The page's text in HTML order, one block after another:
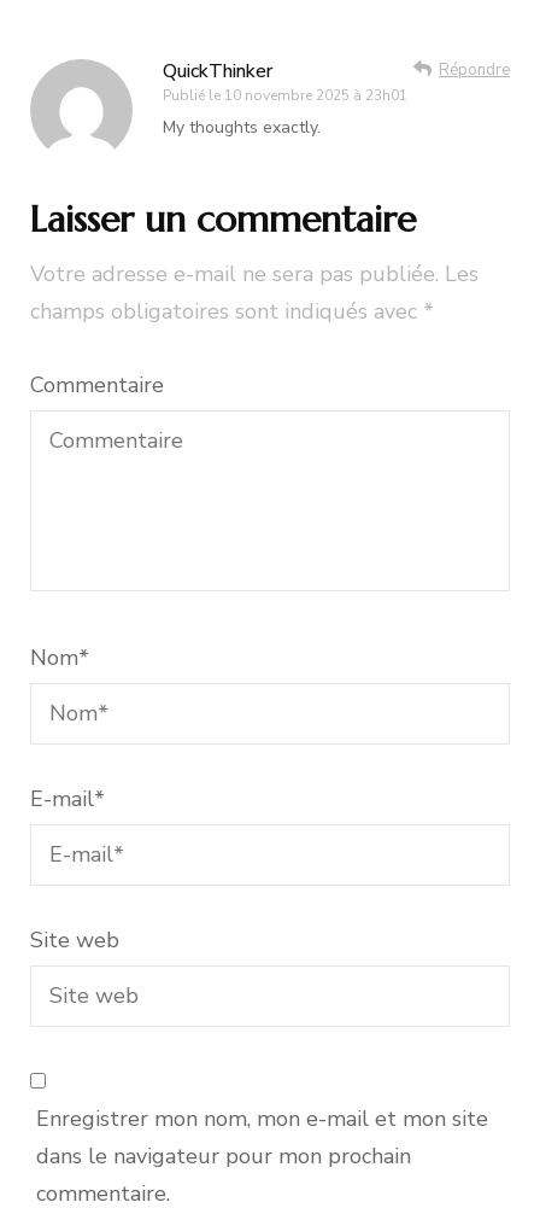
QuickThinker
Publié le 10 novembre 2025 à 23h01
Répondre
My thoughts exactly.
Laisser un commentaire
Votre adresse e-mail ne sera pas publiée. Les
champs obligatoires sont indiqués avec *
Commentaire
Nom*
E-mail*
Site web
Enregistrer mon nom, mon e-mail et mon site
dans le navigateur pour mon prochain
commentaire.